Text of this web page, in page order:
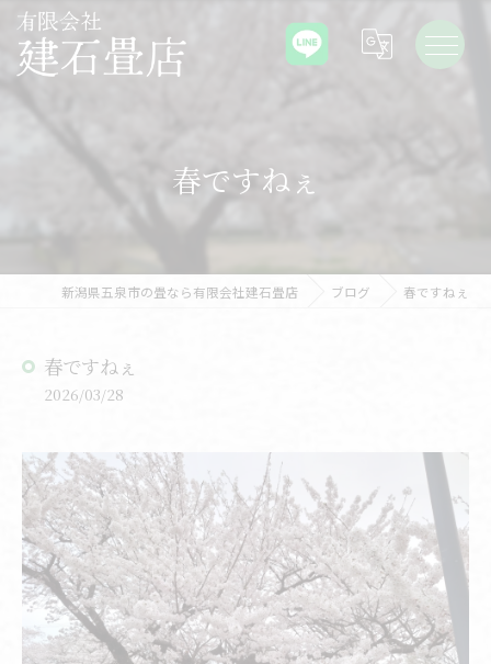
春ですねぇ
新潟県五泉市の畳なら有限会社建石畳店 ブログ 春ですねぇ
春ですねぇ
2026/03/28